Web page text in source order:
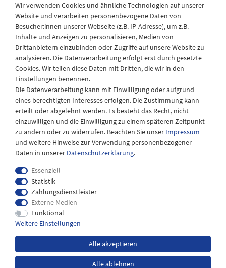
Laden Öffnungszeiten
Montag - Freitag
08:30 - 12:30 und 13.00 - 17.30 Uhr
Samstags
08:30 bis 12:30 Uhr
Impressum
Widerrufs­recht
Wir verwenden Cookies und ähnliche Technologien auf unserer
Website und verarbeiten personenbezogene Daten von
Besucher:innen unserer Webseite (z.B. IP-Adresse), um z.B.
Inhalte und Anzeigen zu personalisieren, Medien von
Drittanbietern einzubinden oder Zugriffe auf unsere Website zu
analysieren. Die Datenverarbeitung erfolgt erst durch gesetzte
Cookies. Wir teilen diese Daten mit Dritten, die wir in den
Einstellungen benennen.
Die Datenverarbeitung kann mit Einwilligung oder aufgrund
eines berechtigten Interesses erfolgen. Die Zustimmung kann
erteilt oder abgelehnt werden. Es besteht das Recht, nicht
einzuwilligen und die Einwilligung zu einem späteren Zeitpunkt
zu ändern oder zu widerrufen. Beachten Sie unser Impressum
und weitere Hinweise zur Verwendung personenbezogener
Daten in unserer Daten­schutz­erklärung.
Essenziell
Statistik
Zahlungsdienstleister
Externe Medien
Funktional
Weitere Einstellungen
Alle akzeptieren
Alle ablehnen